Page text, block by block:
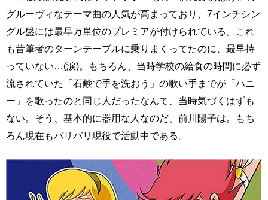
グルーヴィなテーマ曲の人気が高まっており、7インチシン
グル盤には最早万単位のプレミアが付けられている。これ
も昔筆者のターンテーブルに乗りまくってたのに、最早持
っていない…(涙)。もちろん、当時学校の給食の時間に必ず
流されていた「石鹸で手を洗おう」の歌い手までが「ハニ
ー」を歌ったのと同じ人だったなんて、当時気づくはずも
ない。そう、基本的に器用な人なのだ、前川陽子は。もち
ろん現在もバリバリ現役で活動中である。